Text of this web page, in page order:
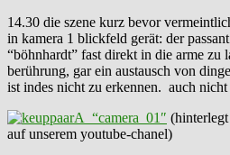
14.30 die szene kurz bevor
in kamera 1 blickfeld gerät: der
“böhnhardt” fast direkt in die arme zu
berührung, gar ein austausch von
ist indes nicht zu erkennen. auch
A “camera_01″
auf unserem youtube-chanel)